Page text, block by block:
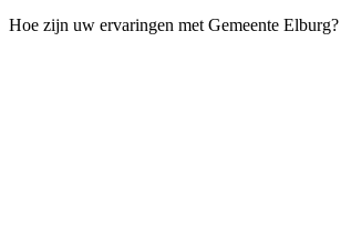
Hoe zijn uw ervaringen met Gemeente Elburg?